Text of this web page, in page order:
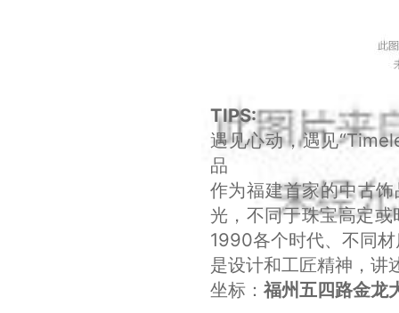
TIPS:
遇见心动，遇见
品
作为福建首家的中古
光，不同于珠宝高定
1990各个时代、不同
是设计和工匠精神，讲
坐标： 福州五四路金龙